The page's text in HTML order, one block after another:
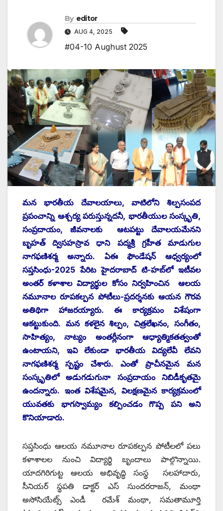
By editor
AUG 4, 2025
#04-10 Aughust 2025
మన భారతీయ దేవాలయాలు, వాటిలోని శిల్పసంపద
ప్రపంచాన్ని ఆశ్చర్య పరుస్తున్నదనీ, భారతీయుల సంస్కృతి,
సంప్రదాయం, జీవనాలకు ఆటపట్టు దేవాలయమేనని
బృహత్‌ ‌ద్విసహస్రావ ధాని పద్మశ్రీ గ్రహీత మాడుగుల
నాగఫణిశర్మ అన్నారు. ఏఈ ఫౌండేషన్‌ ఆధ్వర్యంలో
సప్తసింధు-2025 పేరిట హైదరాబాద్‌ ‌టి-హబ్‌లో ఇటీవల
అంతర్‌ ‌కళాశాల విద్యార్థుల కోసం నిర్వహించిన ఆలయ
నమూనాల రూపకల్పన పోటీలు-ప్రదర్శనకు ఆయన గౌరవ
అతిథిగా హాజరయ్యారు. ఈ కార్యక్రమం విశేషంగా
ఆకట్టుకుంది. మన కళలైన శిల్పం, చిత్రలేఖనం, సంగీతం,
సాహిత్యం, నాట్యం అంతర్లీనంగా ఆధ్యాత్మికతత్వంతో
ఉంటాయని, ఇవి లేకుండా భారతీయ విద్యలేవీ లేవని
నాగఫణిశర్మ స్పష్టం చేశారు. ఎంతో ప్రాచీనమైన మన
సంస్కృతిలో అడుగడుగునా సంప్రదాయం నిబిడీకృతమై
ఉందన్నారు. ఇంత విశేషమైన, విలక్షణమైన కార్యక్రమంలో
యువతకు భాగస్వామ్యం కల్పించడం గొప్ప పని అని
కొనియాడారు.
సప్తసింధు ఆలయ నమూనాల రూపకల్పన పోటీలలో పలు
కళాశాలల నుంచి విద్యార్థి బృందాలు పాల్గొన్నాయి.
యాదగిరిగుట్ట ఆలయ అభివృద్ధి సంస్థ సలహాదారు,
సీనియర్‌ ‌స్థపతి డాక్టర్‌ ఎస్‌ ‌సుందరరాజన్‌, ‌మంథా
అసోసియేట్స్ ఎం‌డీ రమేశ్‌ ‌మంథా, సమతామూర్తి